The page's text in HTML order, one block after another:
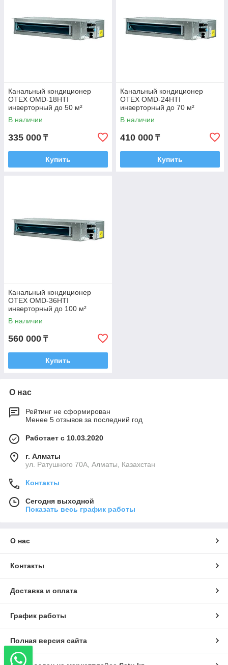
Канальный кондиционер
OTEX OMD-18HTI
инверторный до 50 м²
В наличии
335 000 ₸
Купить
Канальный кондиционер
OTEX OMD-24HTI
инверторный до 70 м²
В наличии
410 000 ₸
Купить
Канальный кондиционер
OTEX OMD-36HTI
инверторный до 100 м²
В наличии
560 000 ₸
Купить
О нас
Рейтинг не сформирован
Менее 5 отзывов за последний год
Работает с 10.03.2020
г. Алматы
ул. Ратушного 70А, Алматы, Казахстан
Контакты
Сегодня выходной
Показать весь график работы
О нас
Контакты
Доставка и оплата
График работы
Полная версия сайта